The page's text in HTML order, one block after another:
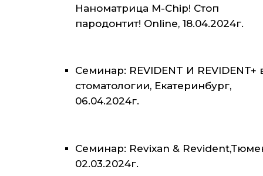
Наноматрица M-Chip! Стоп
пародонтит! Online, 18.04.2024г.
Семинар: REVIDENT И REVIDENT+
стоматологии, Екатеринбург,
06.04.2024г.
Семинар: Revixan &
02.03.2024г.